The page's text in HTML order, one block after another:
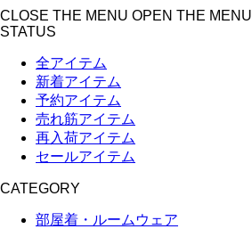
CLOSE THE MENU OPEN THE MENU
STATUS
全アイテム
新着アイテム
予約アイテム
売れ筋アイテム
再入荷アイテム
セールアイテム
CATEGORY
部屋着・ルームウェア